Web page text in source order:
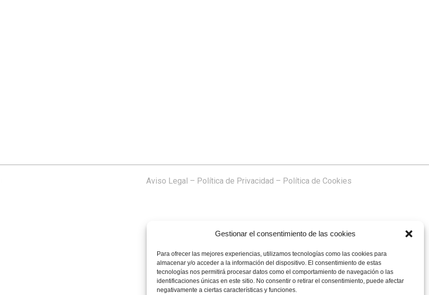
Gestionar el consentimiento de las cookies
Para ofrecer las mejores experiencias, utilizamos tecnologías como las cookies para
almacenar y/o acceder a la información del dispositivo. El consentimiento de estas
tecnologías nos permitirá procesar datos como el comportamiento de navegación o las
identificaciones únicas en este sitio. No consentir o retirar el consentimiento, puede afectar
negativamente a ciertas características y funciones.
Aviso Legal – Política de Privacidad – Política de Cookies